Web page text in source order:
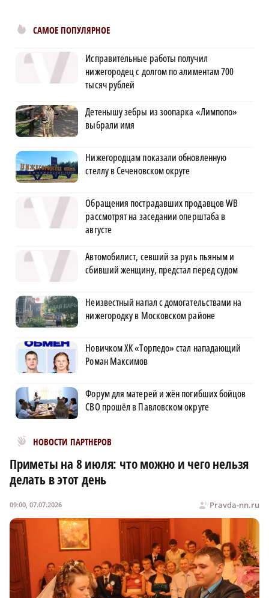
САМОЕ ПОПУЛЯРНОЕ
Исправительные работы получил
нижегородец с долгом по алиментам 700
тысяч рублей
Детенышу зебры из зоопарка «Лимпопо»
выбрали имя
Нижегородцам показали обновленную
стеллу в Сеченовском округе
Обращения пострадавших продавцов WB
рассмотрят на заседании оперштаба в
августе
Автомобилист, севший за руль пьяным и
сбивший женщину, предстал перед судом
Неизвестный напал с домогательствами на
нижегородку в Московском районе
Новичком ХК «Торпедо» стал нападающий
Роман Максимов
Форум для матерей и жён погибших бойцов
СВО прошёл в Павловском округе
НОВОСТИ ПАРТНЕРОВ
Новости МирТесен
Приметы на 8 июля: что можно и чего нельзя
делать в этот день
Pravda-nn.ru
09:00, 07.07.2026